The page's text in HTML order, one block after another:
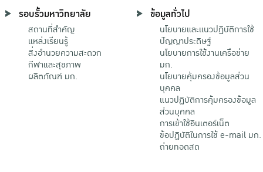
รอบรั้วมหาวิทยาลัย
สถานที่สำคัญ
แหล่งเรียนรู้
สิ่งอำนวยความสะดวก
กีฬาและสุขภาพ
ผลิตภัณฑ์ มก.
ข้อมูลทั่วไป
นโยบายและแนวปฏิบัติการใช้
ปัญญาประดิษฐ์
นโยบายการใช้งานเครือข่าย
มก.
นโยบายคุ้มครองข้อมูลส่วน
บุคคล
แนวปฏิบัติการคุ้มครองข้อมูล
ส่วนบุคคล
การเข้าใช้อินเตอร์เน็ต
ข้อปฏิบัติในการใช้ e-mail มก.
ถ่ายทอดสด